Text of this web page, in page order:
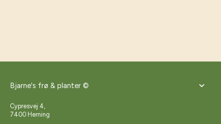
Bjarne's frø & planter ©
Cypresvej 4,
7400 Herning